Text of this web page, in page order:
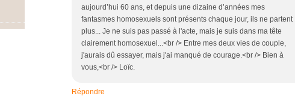
aujourd’hui 60 ans, et depuis une dizaine d’années mes
fantasmes homosexuels sont présents chaque jour, ils ne partent
plus... Je ne suis pas passé à l'acte, mais je suis dans ma tête
clairement homosexuel...<br /> Entre mes deux vies de couple,
j'aurais dû essayer, mais j'ai manqué de courage.<br /> Bien à
vous,<br /> Loïc.
Répondre